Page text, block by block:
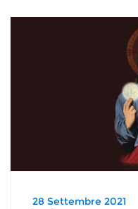
28 Settembre 2021